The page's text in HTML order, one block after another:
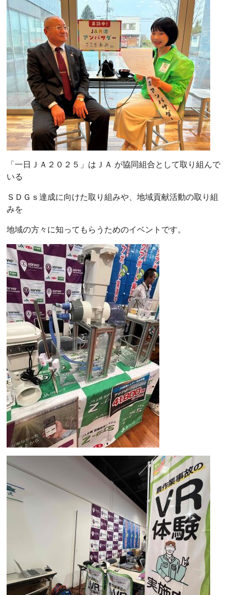
「一日ＪＡ２０２５」はＪＡ が協同組合として取り組んで
いる
ＳＤＧｓ達成に向けた取り組みや、地域貢献活動の取り組
みを
地域の方々に知ってもらうためのイベントです。